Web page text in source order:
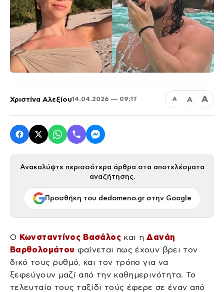
Χριστίνα Αλεξίου14.04.2026 — 09:17 Α Α Α
Ανακαλύψτε περισσότερα άρθρα στα αποτελέσματα
αναζήτησης.
Προσθήκη του dedomeno.gr στην Google
Ο Κωνσταντίνος Βασάλοςκαι ηΔανάη
Βαρθολομάτου φαίνεται πως έχουν βρει τον
δικό τους ρυθμό, και τον τρόπο για να
ξεφεύγουν μαζί από την καθημερινότητα. Το
τελευταίο τους ταξίδι τούς έφερε σε έναν από